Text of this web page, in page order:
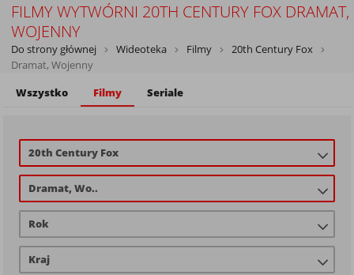
FILMY WYTWÓRNI 20TH CENTURY FOX DRAMAT,
WOJENNY
Do strony głównej Wideoteka Filmy
20th Century Fox
Dramat, Wojenny
Wszystko
Filmy Seriale
20th Century Fox
Dramat, Wo..
Rok
Kraj